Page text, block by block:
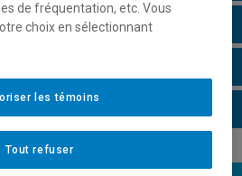
de fréquentation, etc. Vous
choix en sélectionnant
Tout refuser
les témoins